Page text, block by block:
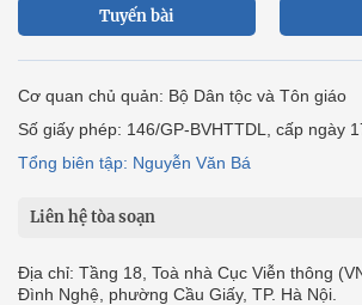
Tuyến bài
Cơ quan chủ quản: Bộ Dân tộc và Tôn giáo
Số giấy phép: 146/GP-BVHTTDL, cấp ngày
Tổng biên tập: Nguyễn Văn Bá
Liên hệ tòa soạn
Địa chỉ: Tầng 18, Toà nhà Cục Viễn thông
Đình Nghệ, phường Cầu Giấy, TP. Hà Nội.